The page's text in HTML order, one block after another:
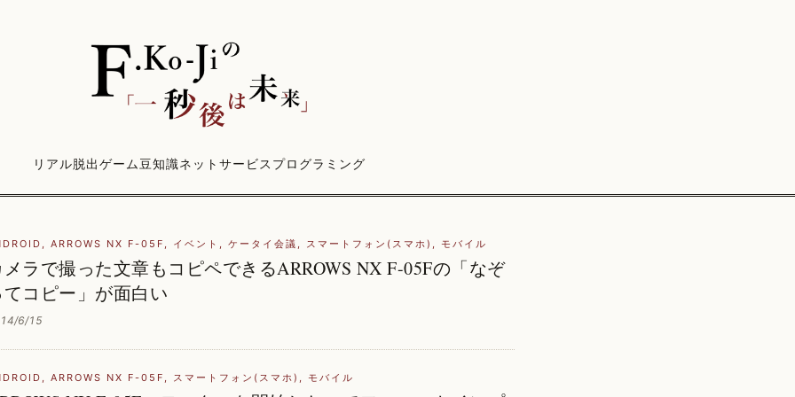
リアル脱出ゲーム豆知識ネットサービス プログラミング
, ARROWS NX F-05F , イベント , ケータイ会議 , スマートフォン(スマホ) , モバイル
ラで撮った文章もコピペできるARROWS NX F-05Fの「なぞ
コピー」が面白い
6/15
, ARROWS NX F-05F , スマートフォン(スマホ) , モバイル